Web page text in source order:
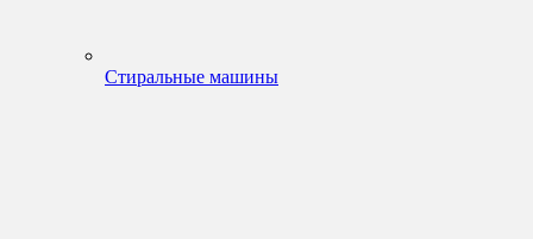
Стиральные машины